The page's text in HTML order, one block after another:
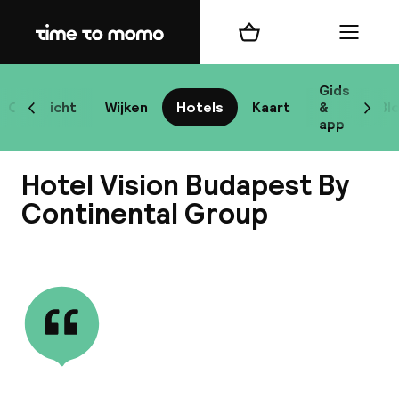
Home
Overzicht Wijken Hotels Kaart
Gids
&
app
Scroll naar links
Winkelmand Menu
Hotel Vision Budapest By
Continental Group